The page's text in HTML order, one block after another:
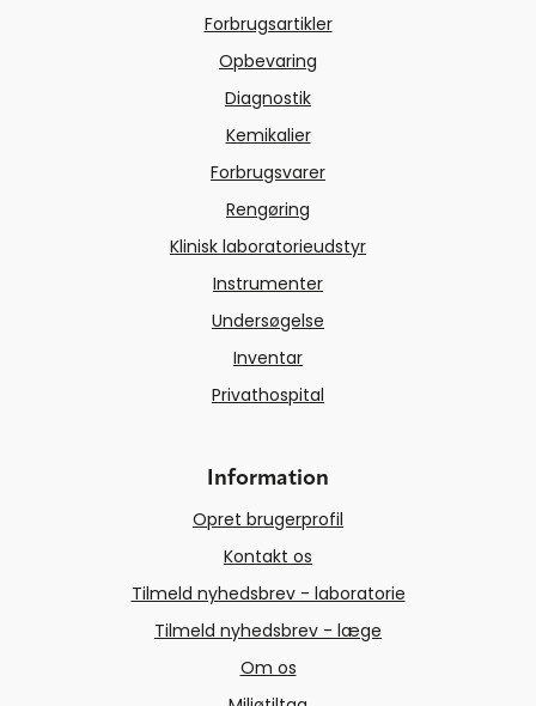
Forbrugsartikler
Opbevaring
Diagnostik
Kemikalier
Forbrugsvarer
Rengøring
Klinisk laboratorieudstyr
Instrumenter
Undersøgelse
Inventar
Privathospital
Information
Opret brugerprofil
Kontakt os
Tilmeld nyhedsbrev - laboratorie
Tilmeld nyhedsbrev - læge
Om os